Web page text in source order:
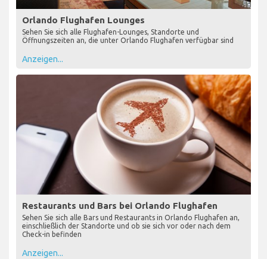
Orlando Flughafen Lounges
Sehen Sie sich alle Flughafen-Lounges, Standorte und
Öffnungszeiten an, die unter Orlando Flughafen verfügbar sind
Anzeigen...
Restaurants und Bars bei Orlando Flughafen
Sehen Sie sich alle Bars und Restaurants in Orlando Flughafen an,
einschließlich der Standorte und ob sie sich vor oder nach dem
Check-in befinden
Anzeigen...